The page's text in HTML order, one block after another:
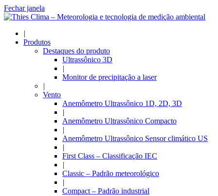
Fechar janela
|
Produtos
Destaques do produto
Ultrassônico 3D
|
Monitor de precipitação a laser
|
Vento
Anemômetro Ultrassônico 1D, 2D, 3D
|
Anemômetro Ultrassônico Compacto
|
Anemômetro Ultrassônico Sensor climático US
|
First Class – Classificação IEC
|
Classic – Padrão meteorológico
|
Compact – Padrão industrial